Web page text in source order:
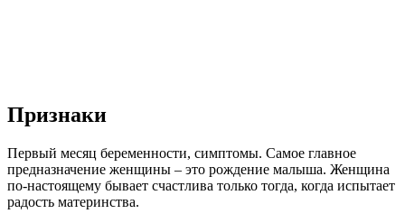
Признаки
Первый месяц беременности, симптомы. Самое главное
предназначение женщины – это рождение малыша. Женщина
по-настоящему бывает счастлива только тогда, когда испытает
радость материнства.